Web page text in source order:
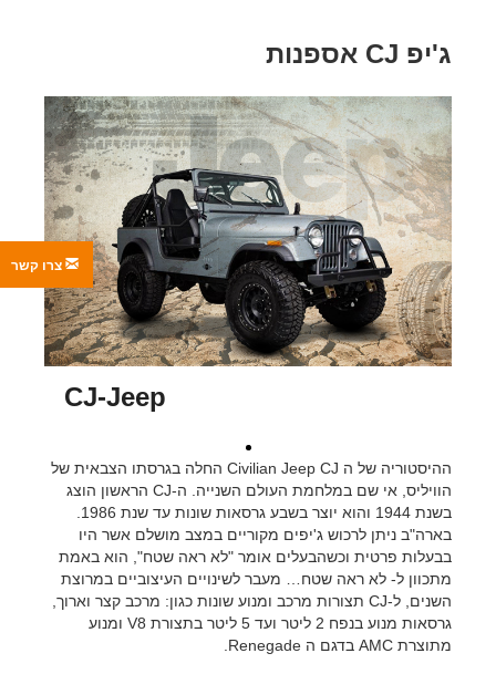
ג'יפ CJ אספנות
CJ-Jeep
ההיסטוריה של ה Civilian Jeep CJ החלה בגרסתו הצבאית של
הוויליס, אי שם במלחמת העולם השנייה. ה-CJ הראשון הוצג
בארה"ב ניתן לרכוש ג'יפים מקוריים במצב מושלם אשר היו
בבעלות פרטית וכשהבעלים אומר "לא ראה שטח", הוא באמת
מתכוון ל- לא ראה שטח… מעבר לשינויים העיצוביים במרוצת
השנים, ל-CJ תצורות מרכב ומנוע שונות כגון: מרכב קצר וארוך,
גרסאות מנוע בנפח 2 ליטר ועד 5 ליטר בתצורת V8 ומנוע
מתוצרת AMC בדגם ה Renegade.
צרו קשר